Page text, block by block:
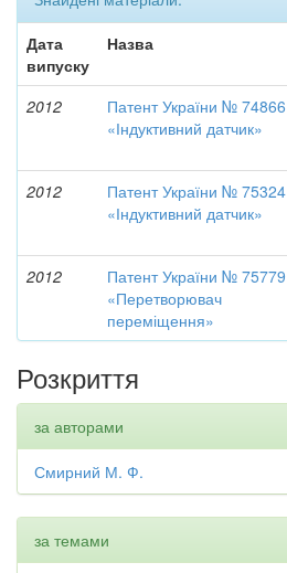
Дата
випуску
Назва
2012
Патент України № 74866
«Індуктивний датчик»
2012
Патент України № 75324
«Індуктивний датчик»
2012
Патент України № 75779
«Перетворювач
переміщення»
Розкриття
за авторами
Смирний М. Ф.
за темами